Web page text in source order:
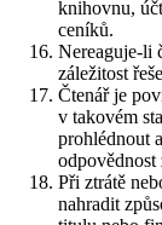
knihovnu,
ceníků.
Nereaguje-li
záležitost
Čtenář je
v takovém
prohlédnout
odpovědnost
Při ztrátě
nahradit